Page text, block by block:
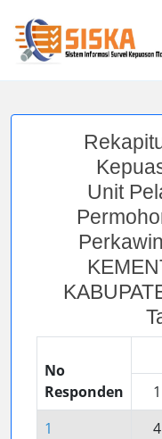
Unit
No
Responden
1
1
4